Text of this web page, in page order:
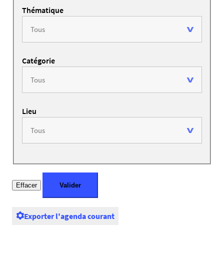
Thématique
Catégorie
Lieu
Exporter l'agenda courant